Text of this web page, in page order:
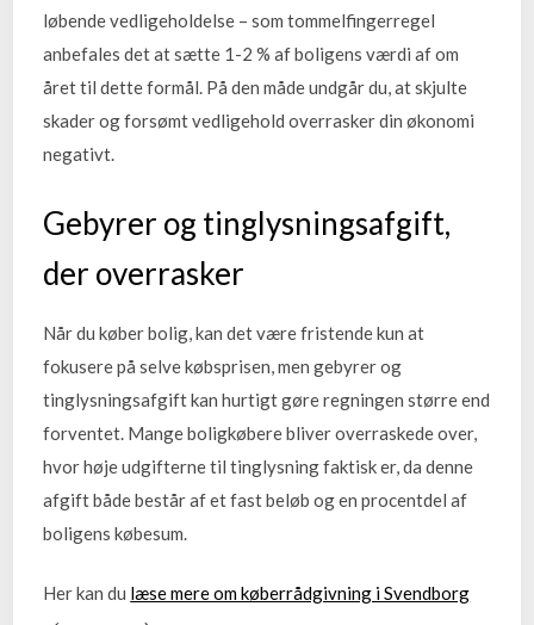
løbende vedligeholdelse – som tommelfingerregel
anbefales det at sætte 1-2 % af boligens værdi af om
året til dette formål. På den måde undgår du, at skjulte
skader og forsømt vedligehold overrasker din økonomi
negativt.
Gebyrer og tinglysningsafgift,
der overrasker
Når du køber bolig, kan det være fristende kun at
fokusere på selve købsprisen, men gebyrer og
tinglysningsafgift kan hurtigt gøre regningen større end
forventet. Mange boligkøbere bliver overraskede over,
hvor høje udgifterne til tinglysning faktisk er, da denne
afgift både består af et fast beløb og en procentdel af
boligens købesum.
Her kan du læse mere om køberrådgivning i Svendborg